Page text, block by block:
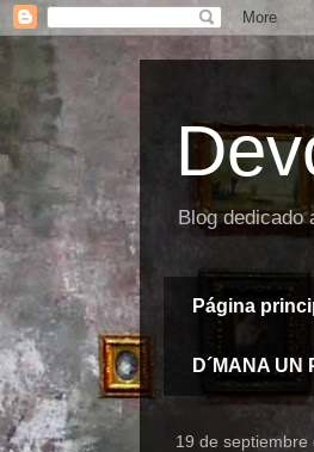
Blog dedicado
Página
D´MANA UN
19 de septiembre